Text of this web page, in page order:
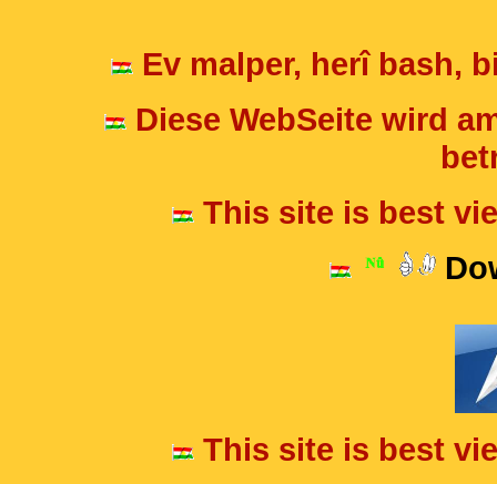
Ev malper, herî bash,
Diese WebSeite wird
This site is best
This site is best